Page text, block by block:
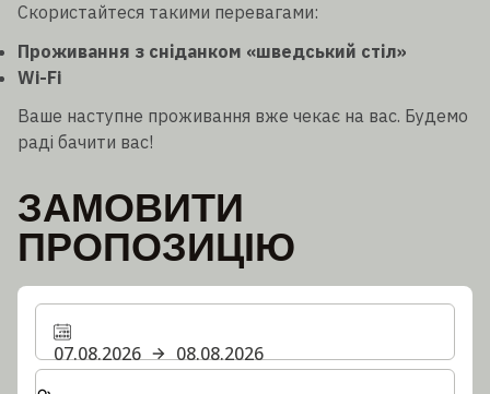
Скористайтеся такими перевагами:
Проживання з сніданком «шведський стіл»
Wi-Fi
Ваше наступне проживання вже чекає на вас. Будемо
раді бачити вас!
ЗАМОВИТИ
ПРОПОЗИЦІЮ
07.08.2026
08.08.2026
Виберіть кількість кімнат та гостей для вашого